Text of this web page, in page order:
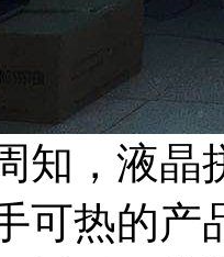
知，液晶
可热的产